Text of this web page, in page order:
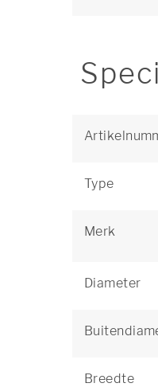
Type
Merk
Diameter
Breedte